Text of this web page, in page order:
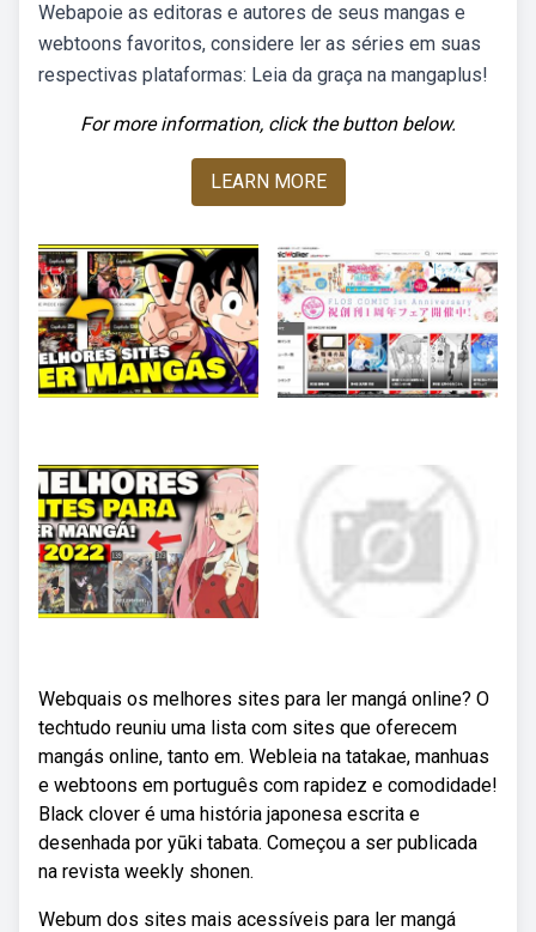
Webapoie as editoras e autores de seus mangas e
webtoons favoritos, considere ler as séries em suas
respectivas plataformas: Leia da graça na mangaplus!
For more information, click the button below.
LEARN MORE
Webquais os melhores sites para ler mangá online? O
techtudo reuniu uma lista com sites que oferecem
mangás online, tanto em. Webleia na tatakae, manhuas
e webtoons em português com rapidez e comodidade!
Black clover é uma história japonesa escrita e
desenhada por yūki tabata. Começou a ser publicada
na revista weekly shonen.
Webum dos sites mais acessíveis para ler mangá